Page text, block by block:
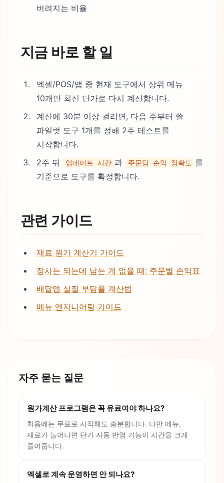
버려지는 비율
지금 바로 할 일
엑셀/POS/앱 중 현재 도구에서 상위 메뉴
10개만 최신 단가로 다시 계산합니다.
계산에 30분 이상 걸리면, 다음 주부터 쓸
파일럿 도구 1개를 정해 2주 테스트를
시작합니다.
2주 뒤
업데이트 시간 과 주문당 손익 정확도 를
기준으로 도구를 확정합니다.
관련 가이드
재료 원가 계산기 가이드
장사는 되는데 남는 게 없을 때: 주문별 손익표
배달앱 실질 부담률 계산법
메뉴 엔지니어링 가이드
자주 묻는 질문
원가계산 프로그램은 꼭 유료여야 하나요?
처음에는 무료로 시작해도 충분합니다. 다만 메뉴,
재료가 늘어나면 단가 자동 반영 기능이 시간을 크게
줄여줍니다.
엑셀로 계속 운영하면 안 되나요?